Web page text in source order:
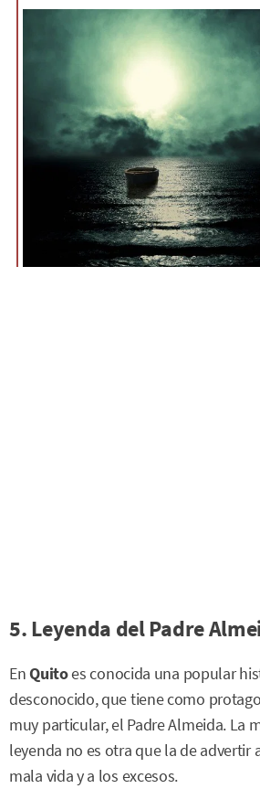
5. Leyenda del Padre
EnQuitoes conocida una popular
desconocido, que tiene como
muy particular, el Padre Almeida. La
leyenda no es otra que la de advertir
mala vida y a los excesos.